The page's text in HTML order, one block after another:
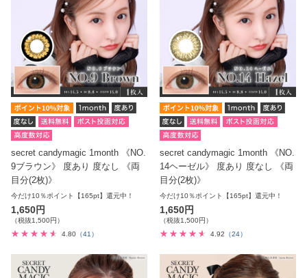
secret candymagic 1month 《NO.
9ブラウン》 度あり 度なし 《両
目分(2枚)》
今だけ10％ポイント【165pt】還元中！
1,650円
（税抜1,500円）
4.80 （41）
secret candymagic 1month 《NO.
14ヘーゼル》 度あり 度なし 《両
目分(2枚)》
今だけ10％ポイント【165pt】還元中！
1,650円
（税抜1,500円）
4.92
（24）